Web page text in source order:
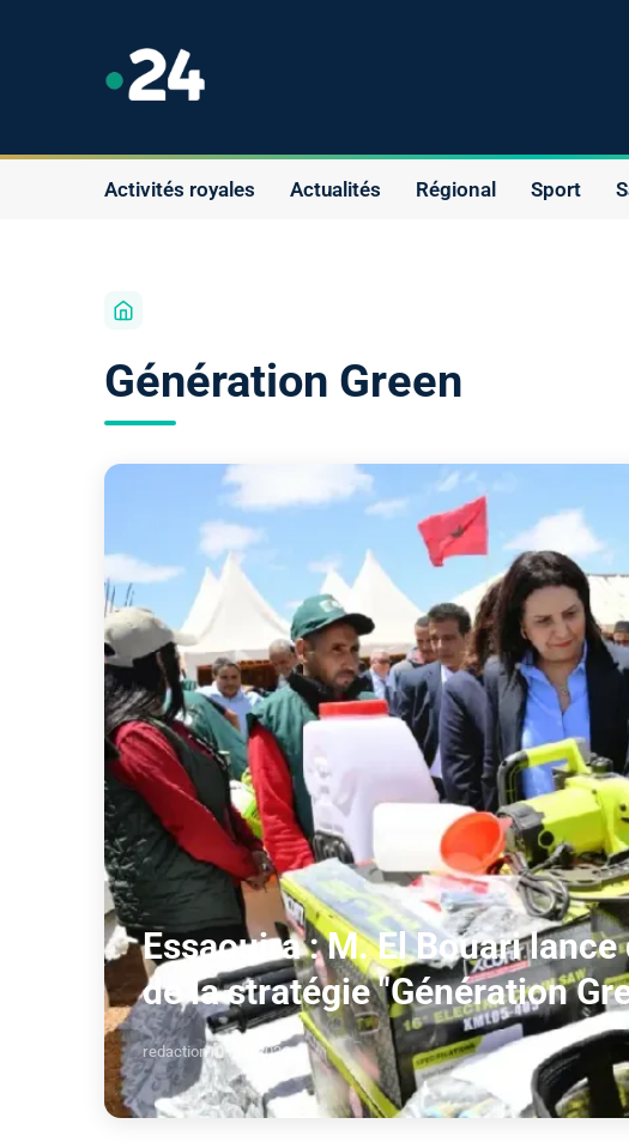
Activités royales Actualités Régional Sport
Génération Green
Essaouira : M. El Bouari
de la stratégie "Génération
redaction10 mai 2026